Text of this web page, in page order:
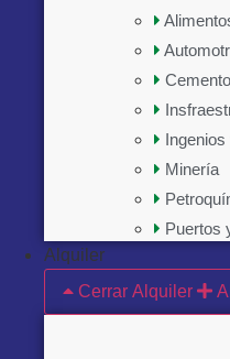
Cemento
Minería
Puertos
Alquiler
Cerrar Alquiler